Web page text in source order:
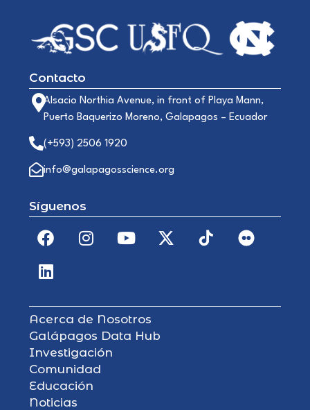
Contacto
Alsacio Northia Avenue, in front of Playa Mann,
Puerto Baquerizo Moreno, Galapagos – Ecuador
(+593) 2506 1920
info@galapagosscience.org
Síguenos
Acerca de Nosotros
Galápagos Data Hub
Investigación
Comunidad
Educación
Noticias